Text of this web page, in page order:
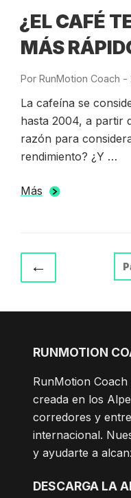
¿EL CAFÉ
MÁS
Por RunMotion Coach -
La cafeína se
hasta 2004, a partir
razón para
rendimiento? ¿Y …
Más
DE
ENTRADAS
Página
anterior
←
RUNMOTION
RunMotion
creada en los
corredores y
internacional.
y ayudarte a
DESCARGA LA